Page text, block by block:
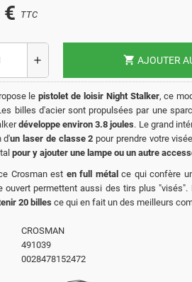
TTC
add shopping_cart AJOUTER
lepistolet de loisir Night Stalker, ce
billes d'acier sont propulsées par une
développe environ 3.8 joules. Le grand
d'un laser de classe 2 pour prendre votre
pour y ajouter une lampe ou un autre
Crosman est en full métal ce qui confère
ouvert permettent aussi des tirs plus
20 billesce qui en fait un des meilleurs
CROSMAN
491039
0028478152472